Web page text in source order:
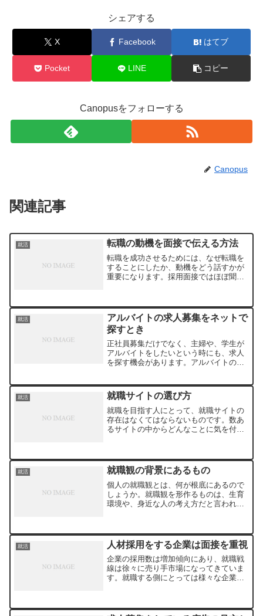
シェアする
X Facebook はてブ
Pocket LINE コピー
Canopusをフォローする
Canopus
関連記事
就活 転職の動機を面接で伝える方法
転職を成功させるためには、なぜ転職を
することにしたか、動機をどう話すかが
重要になります。採用面接ではほぼ聞か
を語る時には、マイナスになる事柄は口
にしないようにしましょう...
就活
アルバイトの求人募集をネットで
探すとき
正社員募集だけでなく、主婦や、学生が
アルバイトをしたいという時にも、求人
を探す機会があります。アルバイトの求
何時間、時給いくらという形で、アルバ
イトの求人募集が出ている...
就活 就職サイトの選び方
就職を目指す人にとって、就職サイトの
存在はなくてはならないものです。数あ
るサイトの中からどんなことに気を付け
希望するかにもよりますが、やはり大事
なのは求人情報の質と量で...
就活 就職観の背景にあるもの
個人の就職観とは、何が根底にあるので
しょうか。就職観を形作るものは、生育
環境や、身近な人の考え方だと言われて
ただけの子供でも、労働は嫌なことだと
学習するようになります。...
就活 人材採用をする企業は面接を重視
企業の採用数は増加傾向にあり、就職戦
線は徐々に売り手市場になってきていま
す。就職する側にとっては様々な企業に
向といえます。ただし、求人が増加する